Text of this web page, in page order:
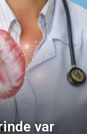
var